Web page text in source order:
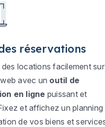
réservations
locations facilement sur
avec un outil de
en ligne puissant et
et affichez un planning
de vos biens et